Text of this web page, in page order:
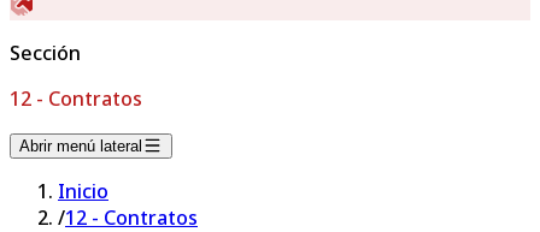
Sección
12 - Contratos
Abrir menú lateral
Inicio
/12 - Contratos